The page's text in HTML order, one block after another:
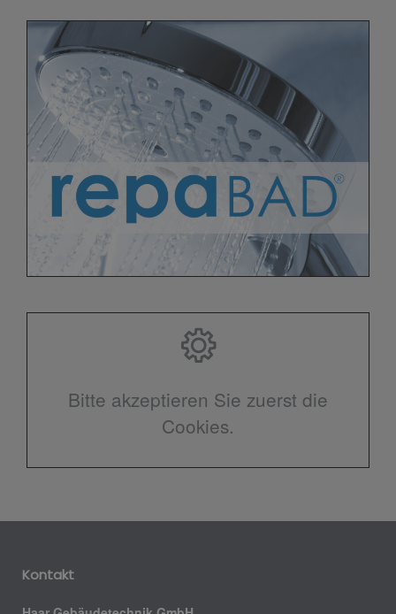
Bitte akzeptieren Sie zuerst die
Cookies.
Kontakt